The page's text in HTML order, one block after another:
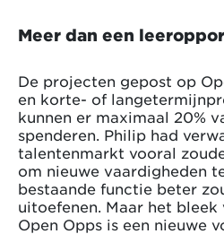
Meer dan een
De projecten gepost op
en korte- of
kunnen er maximaal 20%
spenderen. Philip had
talentenmarkt vooral
om nieuwe vaardigheden
bestaande functie beter
uitoefenen. Maar het bleek
Open Opps is een nieuwe